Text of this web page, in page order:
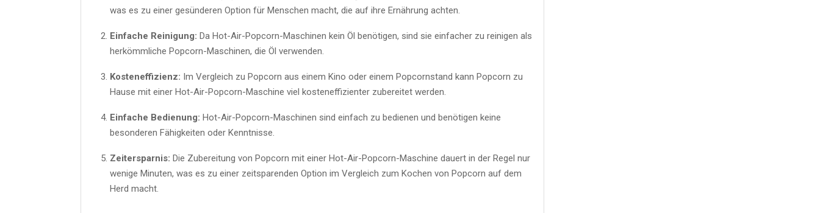
was es zu einer gesünderen Option für Menschen macht, die auf ihre Ernährung achten.
Einfache Reinigung: Da Hot-Air-Popcorn-Maschinen kein Öl benötigen, sind sie einfacher zu reinigen als
herkömmliche Popcorn-Maschinen, die Öl verwenden.
Kosteneffizienz: Im Vergleich zu Popcorn aus einem Kino oder einem Popcornstand kann Popcorn zu
Hause mit einer Hot-Air-Popcorn-Maschine viel kosteneffizienter zubereitet werden.
Einfache Bedienung: Hot-Air-Popcorn-Maschinen sind einfach zu bedienen und benötigen keine
besonderen Fähigkeiten oder Kenntnisse.
Zeitersparnis: Die Zubereitung von Popcorn mit einer Hot-Air-Popcorn-Maschine dauert in der Regel nur
wenige Minuten, was es zu einer zeitsparenden Option im Vergleich zum Kochen von Popcorn auf dem
Herd macht.